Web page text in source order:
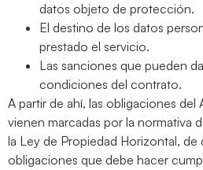
datos objeto de protección.
El destino de los datos
prestado el servicio.
Las sanciones que pueden
condiciones del contrato.
A partir de ahí, las obligaciones del
vienen marcadas por la normativa
la Ley de Propiedad Horizontal, de
obligaciones que debe hacer